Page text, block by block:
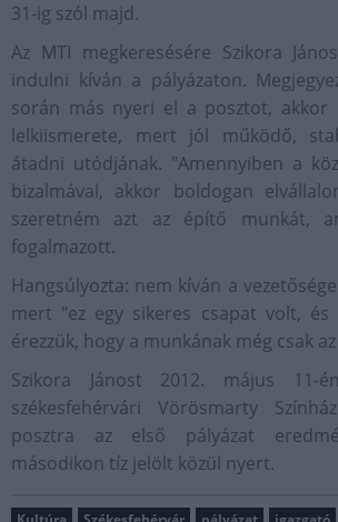
31-ig szól majd.
Az MTI megkeresésére Szikora
indulni kíván a pályázaton.
során más nyeri el a posztot, akkor
lelkiismerete, mert jól működő,
átadni utódjának. "Amennyiben a
bizalmával, akkor boldogan
szeretném azt az építő munkát,
fogalmazott.
Hangsúlyozta: nem kíván a
mert "ez egy sikeres csapat volt, és
érezzük, hogy a munkának még csak
Szikora Jánost 2012. május 11-
székesfehérvári Vörösmarty
posztra az első pályázat
másodikon tíz jelölt közül nyert.